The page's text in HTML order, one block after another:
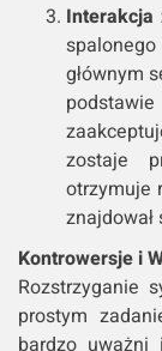
Interakcja
głównym
zostaje
otrzymuje
Kontrowersje i
Rozstrzyganie
prostym
bardzo uważni